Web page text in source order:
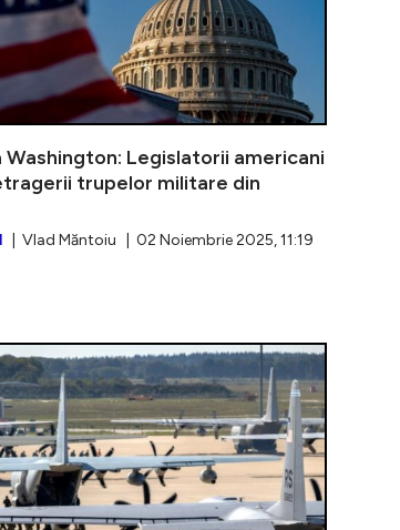
Washington: Legislatorii americani
trupelor militare din
| Vlad Măntoiu | 02 Noiembrie 2025, 11:19
îl avertizează pe Trump: “Retragerea
Ministrul